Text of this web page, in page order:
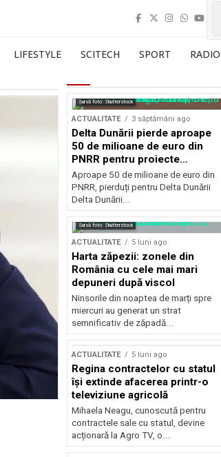
LIFESTYLE SCITECH SPORT RADIO
Sursă foto: Shutterstock
ACTUALITATE 3 săptămâni ago
Delta Dunării pierde aproape
50 de milioane de euro din
PNRR pentru proiecte
esențiale
Aproape 50 de milioane de euro din
PNRR, pierduți pentru Delta Dunării
Delta Dunării...
Sursă foto: Shutterstock
ACTUALITATE 5 luni ago
Harta zăpezii: zonele din
România cu cele mai mari
depuneri după viscol
Ninsorile din noaptea de marți spre
miercuri au generat un strat
semnificativ de zăpadă...
ACTUALITATE 5 luni ago
Regina contractelor cu statul
își extinde afacerea printr-o
televiziune agricolă
Mihaela Neagu, cunoscută pentru
contractele sale cu statul, devine
acționară la Agro TV, o...